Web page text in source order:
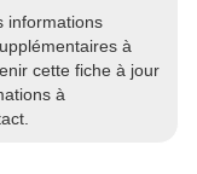
informations
à
cette fiche à jour
à